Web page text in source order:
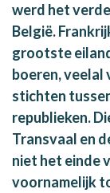
werd het
België.
grootste
boeren, veelal
stichten
republieken.
Transvaal en
niet het einde
voornamelijk